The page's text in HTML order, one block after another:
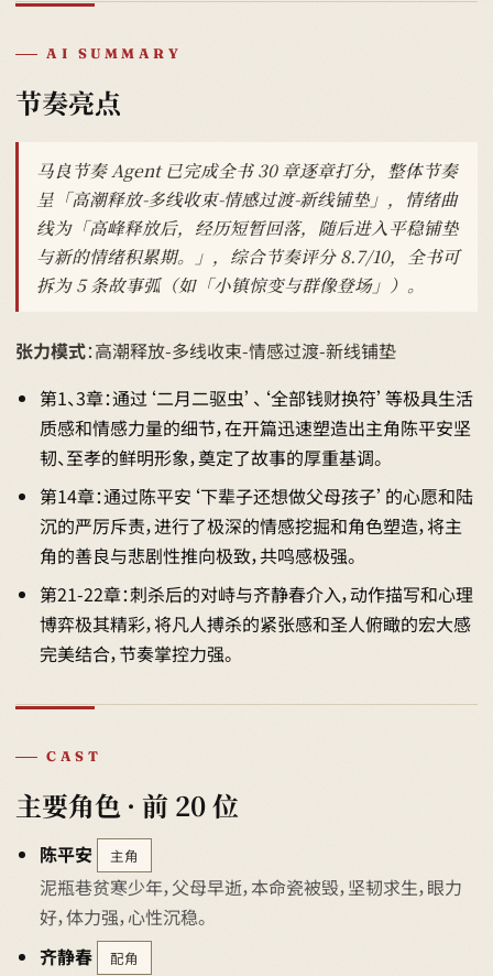
AI SUMMARY
节奏亮点
马良节奏 Agent 已完成全书 30 章逐章打分，整体节奏
呈「高潮释放-多线收束-情感过渡-新线铺垫」，情绪曲
线为「高峰释放后，经历短暂回落，随后进入平稳铺垫
与新的情绪积累期。」，综合节奏评分 8.7/10，全书可
拆为 5 条故事弧（如「小镇惊变与群像登场」）。
张力模式：高潮释放-多线收束-情感过渡-新线铺垫
第1、3章：通过‘二月二驱虫’、‘全部钱财换符’等极具生活
质感和情感力量的细节，在开篇迅速塑造出主角陈平安坚
韧、至孝的鲜明形象，奠定了故事的厚重基调。
第14章：通过陈平安‘下辈子还想做父母孩子’的心愿和陆
沉的严厉斥责，进行了极深的情感挖掘和角色塑造，将主
角的善良与悲剧性推向极致，共鸣感极强。
第21-22章：刺杀后的对峙与齐静春介入，动作描写和心理
博弈极其精彩，将凡人搏杀的紧张感和圣人俯瞰的宏大感
完美结合，节奏掌控力强。
CAST
主要角色 · 前 20 位
陈平安 主角
泥瓶巷贫寒少年，父母早逝，本命瓷被毁，坚韧求生，眼力
好，体力强，心性沉稳。
齐静春
配角